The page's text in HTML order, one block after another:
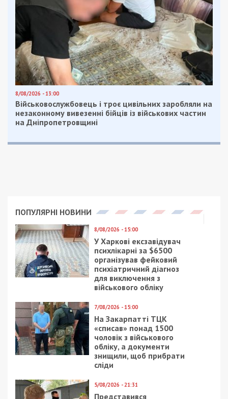
За уточненою інформацією, вночі на район
агресор спрямував безпілотник та КАБ. Влучив по
Маломихайлівській та Великомихайлівській
громадах. Понівечені будівля, що не
експлуатувалася, автобусна зупинка та автівки.
Криворізький район
По Зеленодольській громаді Криворізького
району противник вдарив FPV-дроном.
Обійшлося без загиблих і постраждалих.
Нагадаємо, раніше ми повідомляли про те, що
ворог вночі атакував Дніпропетровську область
Facebook
Telegram
Twitter
WhatsApp
ViberEmail